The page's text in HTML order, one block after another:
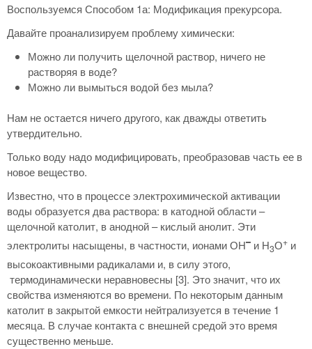
Воспользуемся Способом 1а: Модификация прекурсора.
Давайте проанализируем проблему химически:
Можно ли получить щелочной раствор, ничего не
растворяя в воде?
Можно ли вымыться водой без мыла?
Нам не остается ничего другого, как дважды ответить
утвердительно.
Только воду надо модифицировать, преобразовав часть ее в
новое вещество.
Известно, что в процессе электрохимической активации
воды образуется два раствора: в катодной области –
щелочной католит, в анодной – кислый анолит. Эти
электролиты насыщены, в частности, ионами ОН– и Н3О+ и
высокоактивными радикалами и, в силу этого,
термодинамически неравновесны [3]. Это значит, что их
свойства изменяются во времени. По некоторым данным
католит в закрытой емкости нейтрализуется в течение 1
месяца. В случае контакта с внешней средой это время
существенно меньше.